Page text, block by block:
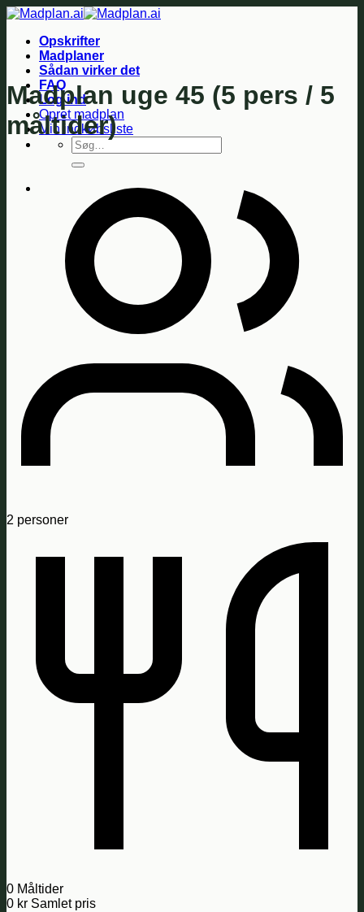
Fortsæt
indholdOpskrifter
Madplaner
Sådan virker det
FAQ
Log ind
Opret madplan
Min indkøbsliste
Søg
efter:
Madplan uge 45 (5 pers / 5
måltider)
2 personer
0 Måltider
0 kr Samlet pris